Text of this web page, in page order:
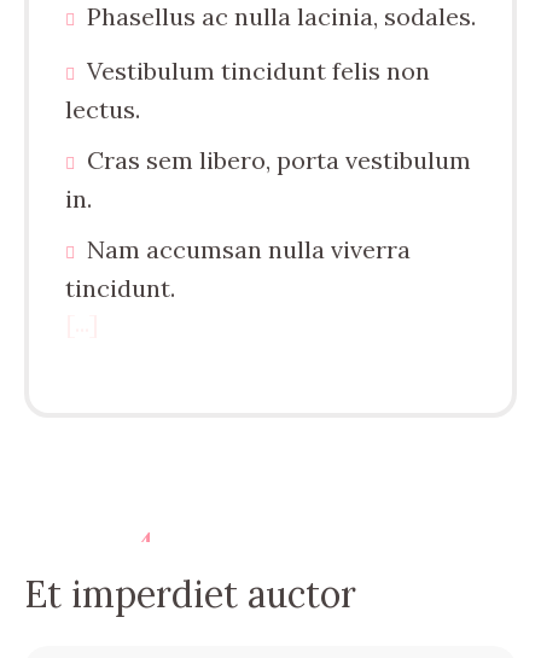
Phasellus ac nulla lacinia, sodales.
Vestibulum tincidunt felis non
lectus.
Cras sem libero, porta vestibulum
in.
Nam accumsan nulla viverra
tincidunt.
4
décembre 2017
Et imperdiet auctor